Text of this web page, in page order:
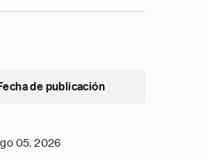
de publicación
05, 2026